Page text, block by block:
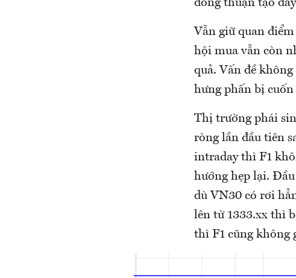
đồng thuận tạo
Vẫn giữ quan
hội mua vẫn còn
quả. Vấn đề
hưng phấn bị cuốn
Thị trường phái
ròng lần đầu tiên
intraday thì F1
hướng hẹp lại.
dù VN30 có rơi
lên từ 1333.xx thì
thì F1 cũng không